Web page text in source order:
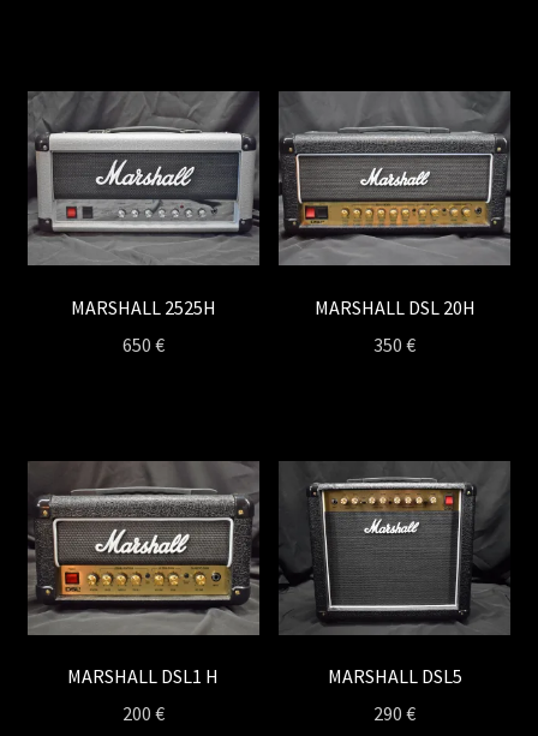
MARSHALL 2525H
650 €
MARSHALL DSL 20H
350€
MARSHALL DSL1 H
200 €
MARSHALL DSL5
290€